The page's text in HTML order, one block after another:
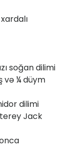
soğan dilimi
və ¼ düym
dilimi
Jack